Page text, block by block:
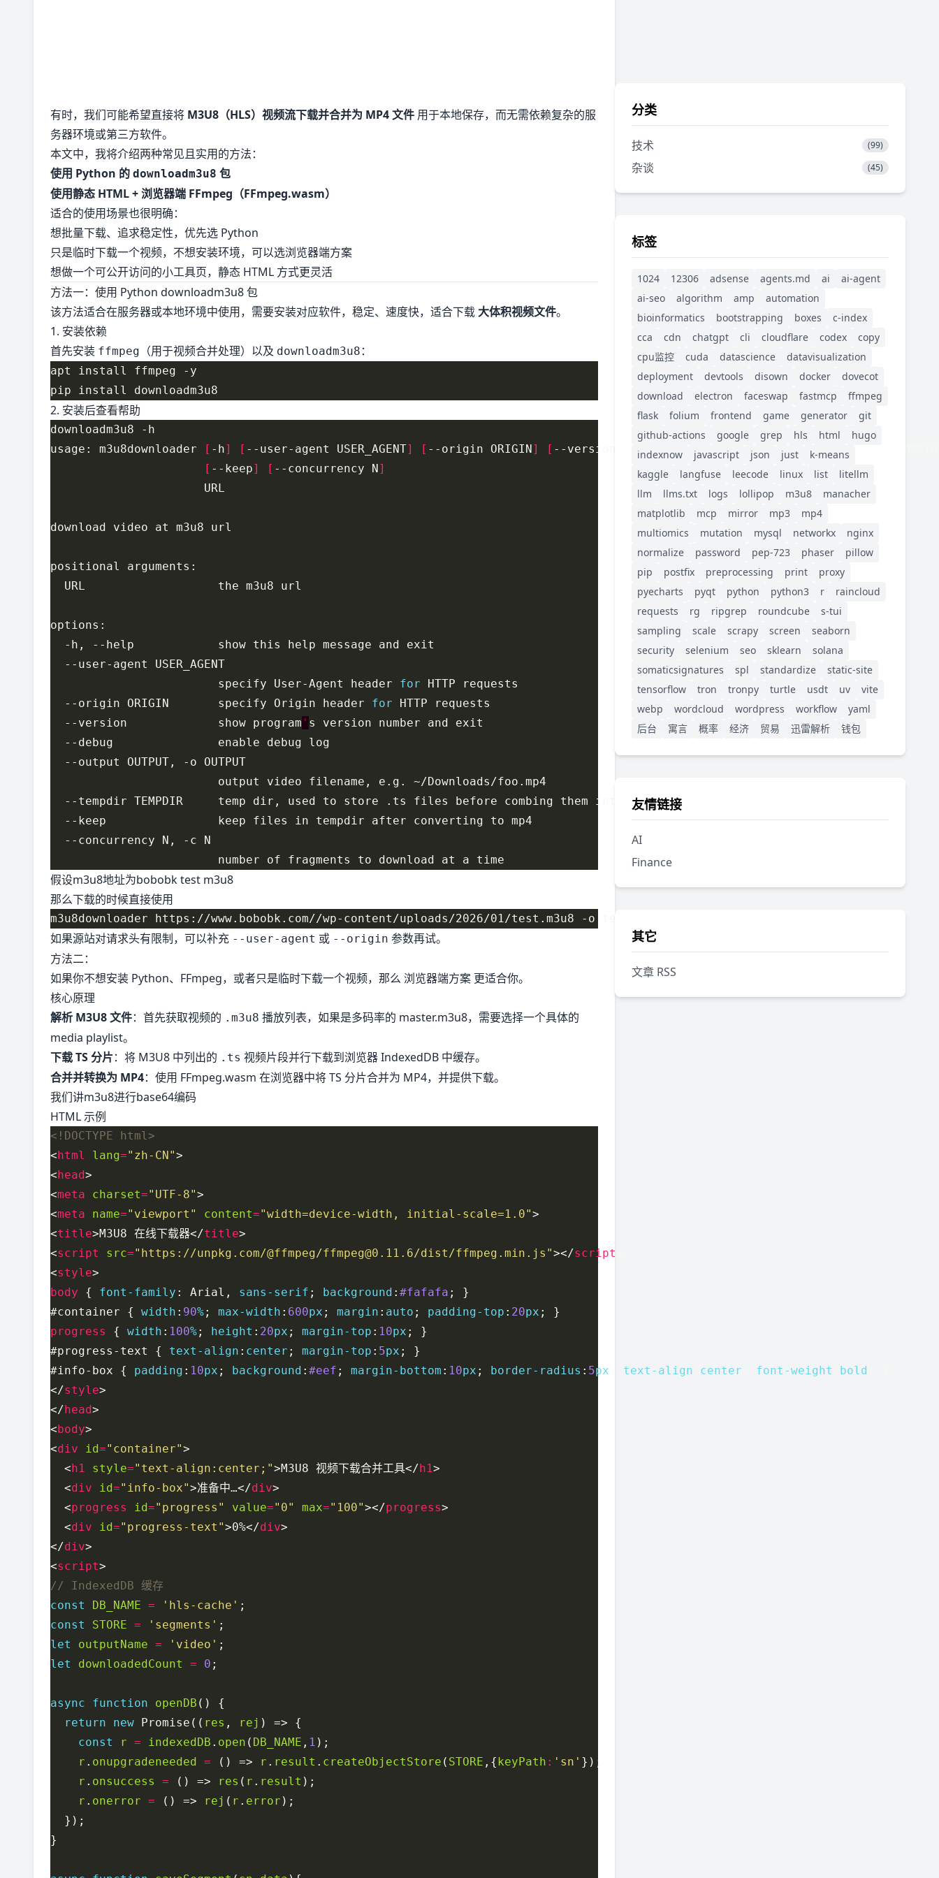
有时，我们可能希望直接将 M3U8（HLS）视频流下载并合并为 MP4 文件 用于本地保存，而无需依赖复杂的服
务器环境或第三方软件。
本文中，我将介绍两种常见且实用的方法：
使用 Python 的 downloadm3u8 包
使用静态 HTML + 浏览器端 FFmpeg（FFmpeg.wasm）
适合的使用场景也很明确：
想批量下载、追求稳定性，优先选 Python
只是临时下载一个视频，不想安装环境，可以选浏览器端方案
想做一个可公开访问的小工具页，静态 HTML 方式更灵活
方法一：使用 Python downloadm3u8 包
该方法适合在服务器或本地环境中使用，需要安装对应软件，稳定、速度快，适合下载 大体积视频文件。
1. 安装依赖
首先安装 ffmpeg （用于视频合并处理）以及 downloadm3u8 ：
2. 安装后查看帮助
usage: m3u8downloader
[ -h] [ --user-agent USER_AGENT] [ --origin ORIGIN] [ --version --debug --output OUTPUT
[ --keep] [ --concurrency N]
                        specify User-Agent header
for
  --origin ORIGIN       specify Origin header
for
  --version             show program
'
假设m3u8地址为bobobk test m3u8
那么下载的时候直接使用
如果源站对请求头有限制，可以补充 --user-agent 或 --origin 参数再试。
方法二：
如果你不想安装 Python、FFmpeg，或者只是临时下载一个视频，那么 浏览器端方案 更适合你。
核心原理
解析 M3U8 文件：首先获取视频的 .m3u8 播放列表，如果是多码率的 master.m3u8，需要选择一个具体的
media playlist。
下载 TS 分片：将 M3U8 中列出的 .ts 视频片段并行下载到浏览器 IndexedDB 中缓存。
合并并转换为 MP4：使用 FFmpeg.wasm 在浏览器中将 TS 分片合并为 MP4，并提供下载。
我们讲m3u8进行base64编码
HTML 示例
<!DOCTYPE html>
<html lang="zh-CN"
<head
<meta charset="UTF-8"
<meta name="viewport" content="width=device-width, initial-scale=1.0"
<title>M3U8 在线下载器</title
<script src="https://unpkg.com/@ffmpeg/ffmpeg@0.11.6/dist/ffmpeg.min.js"></script
<style
body { font-family : Arial, sans-serif ; background : #fafafa
#container { width : 90%; max-width : 600px ; margin : auto ; padding-top : 20px
progress
{ width : 100%; height : 20px ; margin-top : 10px
#progress-text { text-align : center ; margin-top : 5px
#info-box { padding : 10px ; background : #eef ; margin-bottom : 10px ; border-radius : 5px text-align center font-weight bold
</style
</head
<body
<div id="container"
  <
h1 style="text-align:center;">M3U8 视频下载合并工具</h1
  <
div id="info-box">准备中…</div
  <
progress id="progress" value="0" max="100"></progress
  <
div id="progress-text">0%</div
</div
<script
const
DB_NAME = 'hls-cache'
const
STORE = 'segments'
let
outputName = 'video'
let
downloadedCount = 0
async function openDB
return
new Promise(( res , rej
const
r = indexedDB . open ( DB_NAME , 1
r . onupgradeneeded = () => r . result . createObjectStore ( STORE ,{keyPath : 'sn'
r . onsuccess = () => res ( r . result
r . onerror = () => rej ( r . error
分类
技术 (99)
杂谈 (45)
标签
1024 12306 adsense agents.md ai
ai-agent
ai-seo
algorithm amp
automation
bioinformatics
bootstrapping boxes
c-index
cca
cdn chatgpt cli cloudflare codex
copy
cpu监控
cuda datascience
datavisualization
deployment
devtools disown docker
dovecot
download
electron faceswap fastmcp
ffmpeg
flask
folium frontend game generator
git
github-actions
google grep hls html
hugo
indexnow
javascript json just
k-means
kaggle
langfuse leecode linux list
litellm
llm
llms.txt logs lollipop m3u8
manacher
matplotlib
mcp mirror mp3
mp4
multiomics
mutation mysql networkx
nginx
normalize
password pep-723 phaser
pillow
pip
postfix preprocessing print
proxy
pyecharts
pyqt python python3 r
raincloud
requests
rg ripgrep roundcube
s-tui
sampling
scale scrapy screen
seaborn
security
selenium seo sklearn
solana
somaticsignatures
spl standardize
static-site
tensorflow
tron tronpy turtle usdt uv
vite
webp
wordcloud wordpress workflow
yaml
后台
寓言 概率 经济 贸易 迅雷解析 钱包
友情链接
AI
Finance
其它
文章 RSS